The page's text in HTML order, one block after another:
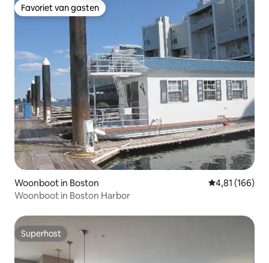
Favoriet van gasten
Favoriet van gasten
Woonboot in Boston Gemiddelde
4,81 (166)
Woonboot in Boston Harbor
Superhost
Superhost